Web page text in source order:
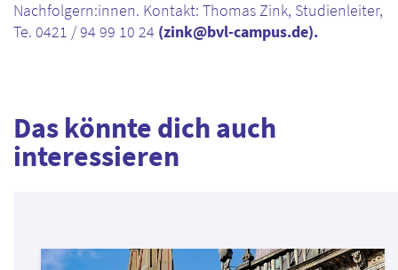
Nachfolgern:innen. Kontakt: Thomas Zink, Studienleiter,
Te. 0421 / 94 99 10 24 (zink@bvl-campus.de).
Das könnte dich auch
interessieren